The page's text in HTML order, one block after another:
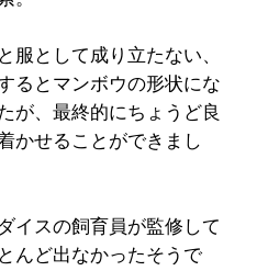
として成り立たない、
るとマンボウの形状にな
が、最終的にちょうど良
かせることができまし
イスの飼育員が監修して
んど出なかったそうで